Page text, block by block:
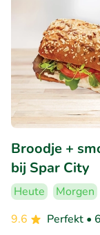
Broodje +
bij Spar City
Heute Morgen
9.6
Perfekt •